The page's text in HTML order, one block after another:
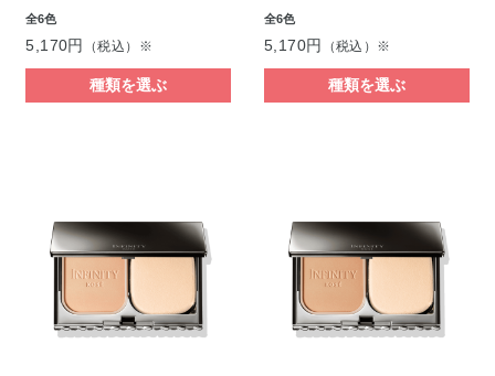
全6色
5,170円 （税込）※
種類を選ぶ
全6色
5,170円 （税込）※
種類を選ぶ